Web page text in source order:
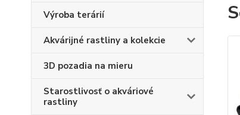
Výroba terárií
Akvárijné rastliny a kolekcie
3D pozadia na mieru
Starostlivosť o akváriové
rastliny